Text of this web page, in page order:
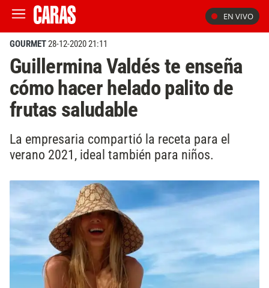
EN VIVO
GOURMET28-12-2020 21:11
Guillermina Valdés te enseña
cómo hacer helado palito de
frutas saludable
La empresaria compartió la receta para el
verano 2021, ideal también para niños.